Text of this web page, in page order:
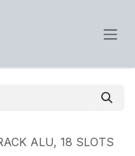
ALU, 18 SLOTS